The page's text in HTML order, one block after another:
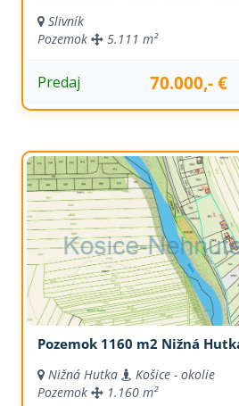
Slivník
Pozemok
5.111 m²
Predaj 70.000,- €
Pozemok 1160 m2 Nižná
Nižná Hutka
Košice - okolie
Pozemok
1.160 m²